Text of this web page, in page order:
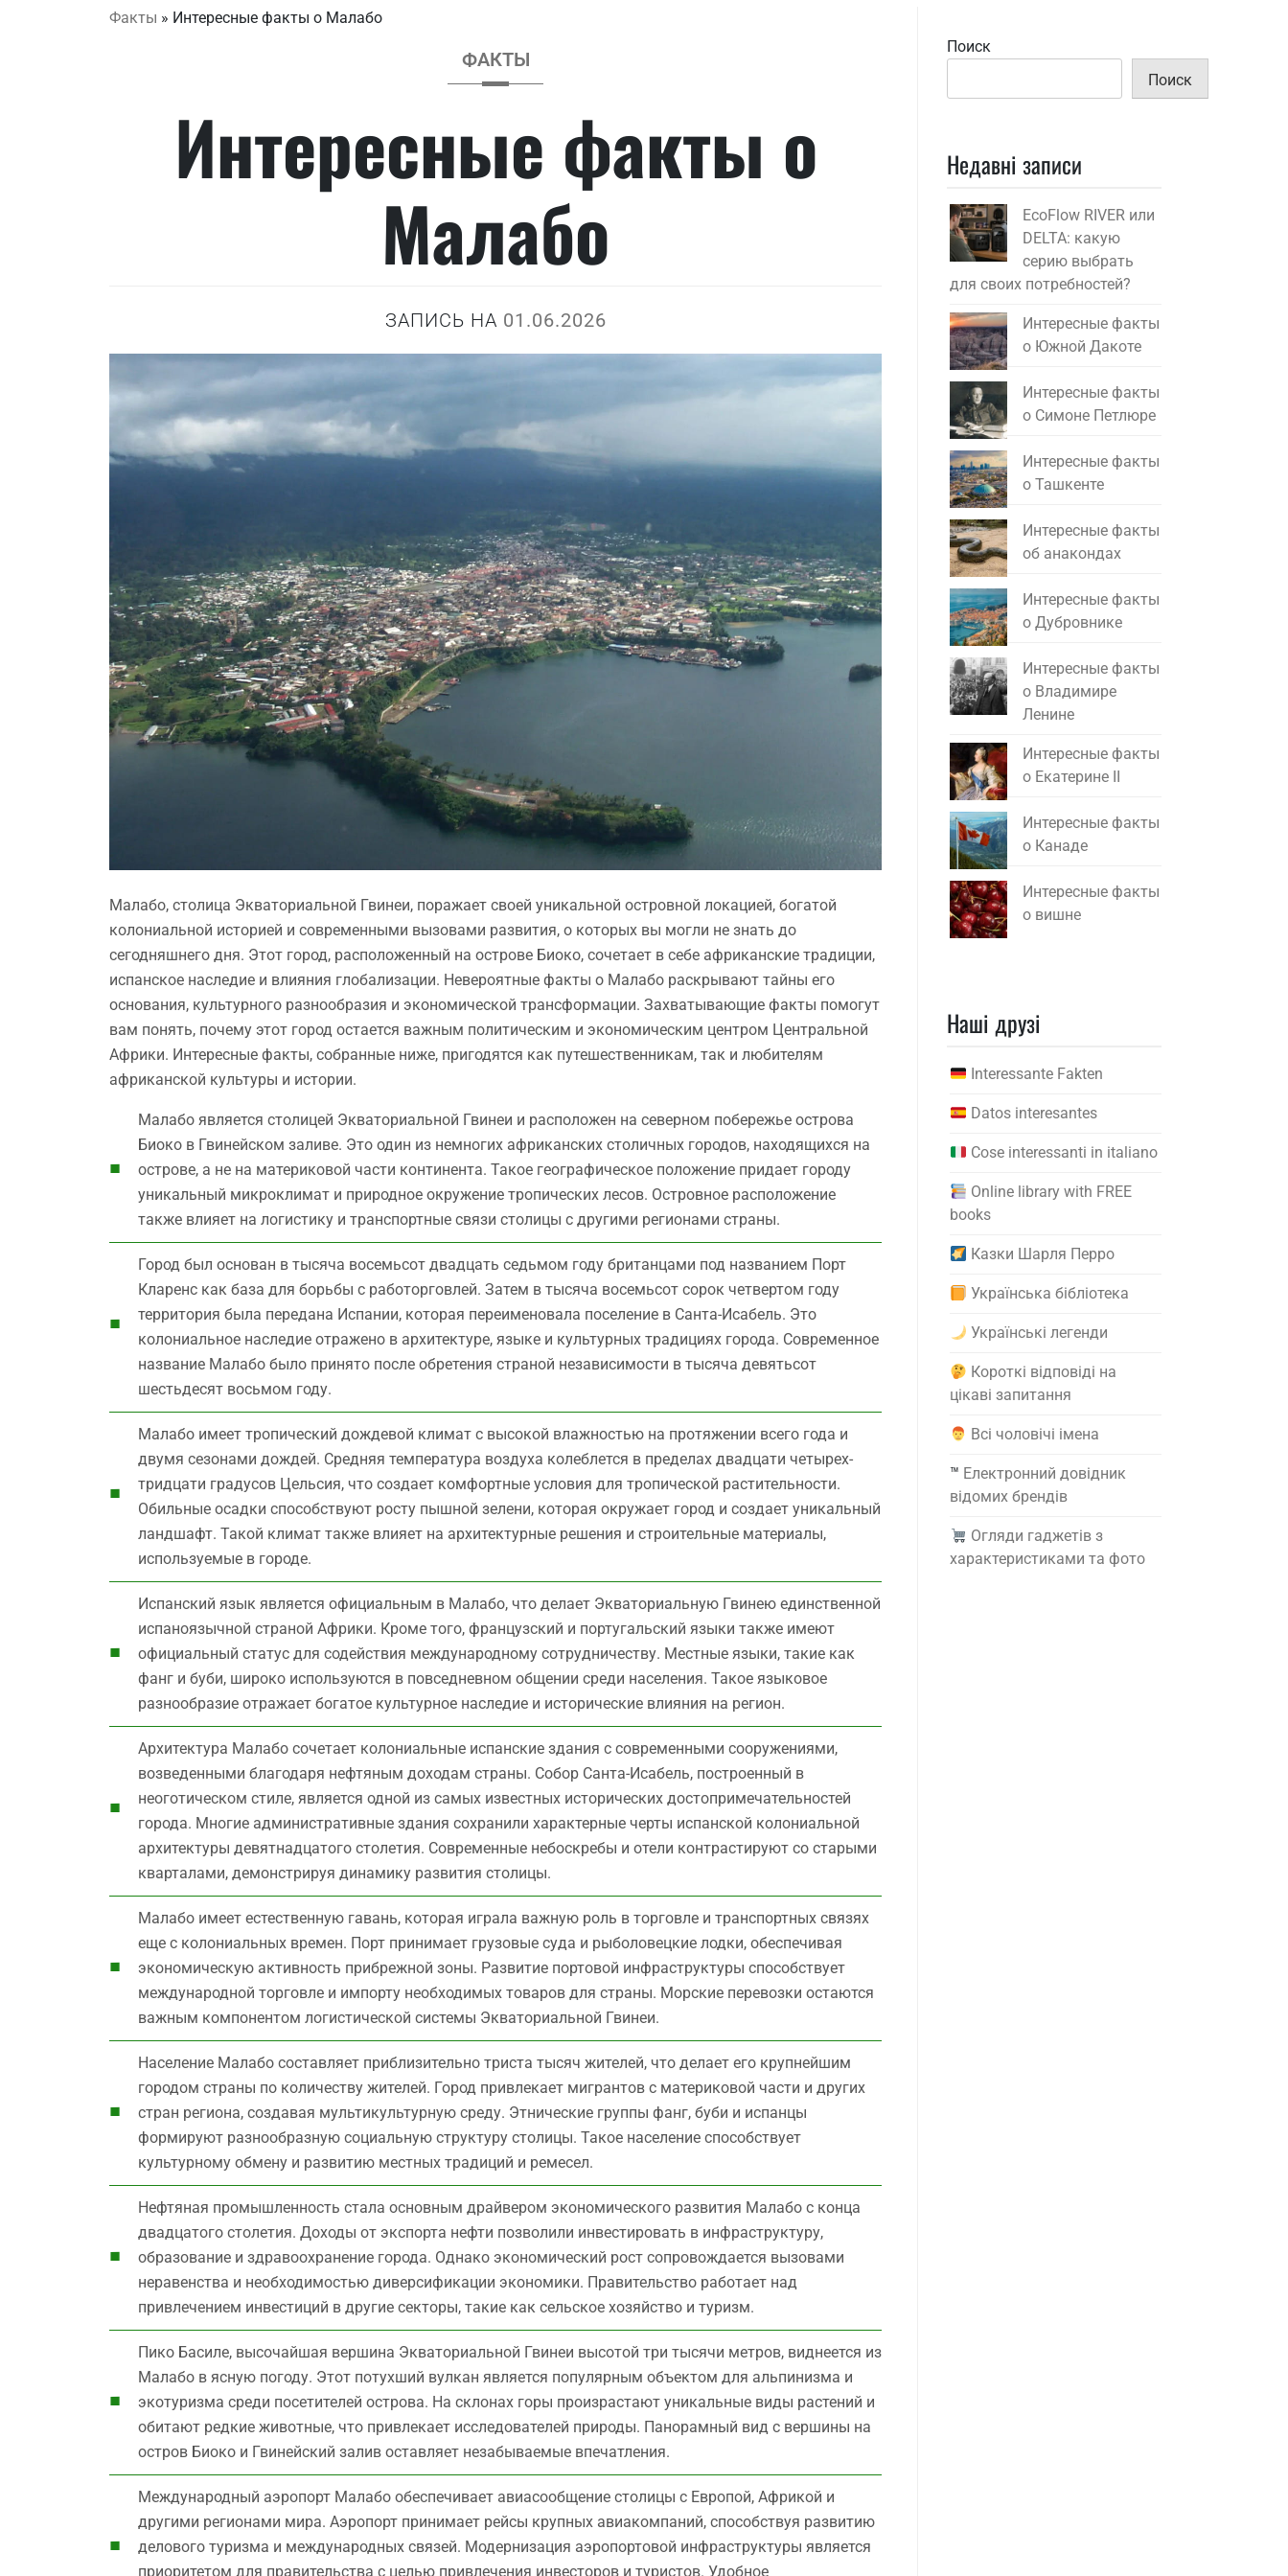
Факты » Интересные факты о Малабо
ФАКТЫ
Интересные факты о
Малабо
ЗАПИСЬ НА 01.06.2026
Малабо, столица Экваториальной Гвинеи, поражает своей уникальной островной локацией, богатой
колониальной историей и современными вызовами развития, о которых вы могли не знать до
сегодняшнего дня. Этот город, расположенный на острове Биоко, сочетает в себе африканские традиции,
испанское наследие и влияния глобализации. Невероятные факты о Малабо раскрывают тайны его
основания, культурного разнообразия и экономической трансформации. Захватывающие факты помогут
вам понять, почему этот город остается важным политическим и экономическим центром Центральной
Африки. Интересные факты, собранные ниже, пригодятся как путешественникам, так и любителям
африканской культуры и истории.
Малабо является столицей Экваториальной Гвинеи и расположен на северном побережье острова
Биоко в Гвинейском заливе. Это один из немногих африканских столичных городов, находящихся на
острове, а не на материковой части континента. Такое географическое положение придает городу
уникальный микроклимат и природное окружение тропических лесов. Островное расположение
также влияет на логистику и транспортные связи столицы с другими регионами страны.
Город был основан в тысяча восемьсот двадцать седьмом году британцами под названием Порт
Кларенс как база для борьбы с работорговлей. Затем в тысяча восемьсот сорок четвертом году
территория была передана Испании, которая переименовала поселение в Санта-Исабель. Это
колониальное наследие отражено в архитектуре, языке и культурных традициях города. Современное
название Малабо было принято после обретения страной независимости в тысяча девятьсот
шестьдесят восьмом году.
Малабо имеет тропический дождевой климат с высокой влажностью на протяжении всего года и
двумя сезонами дождей. Средняя температура воздуха колеблется в пределах двадцати четырех-
тридцати градусов Цельсия, что создает комфортные условия для тропической растительности.
Обильные осадки способствуют росту пышной зелени, которая окружает город и создает уникальный
ландшафт. Такой климат также влияет на архитектурные решения и строительные материалы,
используемые в городе.
Испанский язык является официальным в Малабо, что делает Экваториальную Гвинею единственной
испаноязычной страной Африки. Кроме того, французский и португальский языки также имеют
официальный статус для содействия международному сотрудничеству. Местные языки, такие как
фанг и буби, широко используются в повседневном общении среди населения. Такое языковое
разнообразие отражает богатое культурное наследие и исторические влияния на регион.
Архитектура Малабо сочетает колониальные испанские здания с современными сооружениями,
возведенными благодаря нефтяным доходам страны. Собор Санта-Исабель, построенный в
неоготическом стиле, является одной из самых известных исторических достопримечательностей
города. Многие административные здания сохранили характерные черты испанской колониальной
архитектуры девятнадцатого столетия. Современные небоскребы и отели контрастируют со старыми
кварталами, демонстрируя динамику развития столицы.
Малабо имеет естественную гавань, которая играла важную роль в торговле и транспортных связях
еще с колониальных времен. Порт принимает грузовые суда и рыболовецкие лодки, обеспечивая
экономическую активность прибрежной зоны. Развитие портовой инфраструктуры способствует
международной торговле и импорту необходимых товаров для страны. Морские перевозки остаются
важным компонентом логистической системы Экваториальной Гвинеи.
Население Малабо составляет приблизительно триста тысяч жителей, что делает его крупнейшим
городом страны по количеству жителей. Город привлекает мигрантов с материковой части и других
стран региона, создавая мультикультурную среду. Этнические группы фанг, буби и испанцы
формируют разнообразную социальную структуру столицы. Такое население способствует
культурному обмену и развитию местных традиций и ремесел.
Нефтяная промышленность стала основным драйвером экономического развития Малабо с конца
двадцатого столетия. Доходы от экспорта нефти позволили инвестировать в инфраструктуру,
образование и здравоохранение города. Однако экономический рост сопровождается вызовами
неравенства и необходимостью диверсификации экономики. Правительство работает над
привлечением инвестиций в другие секторы, такие как сельское хозяйство и туризм.
Пико Басиле, высочайшая вершина Экваториальной Гвинеи высотой три тысячи метров, виднеется из
Малабо в ясную погоду. Этот потухший вулкан является популярным объектом для альпинизма и
экотуризма среди посетителей острова. На склонах горы произрастают уникальные виды растений и
обитают редкие животные, что привлекает исследователей природы. Панорамный вид с вершины на
остров Биоко и Гвинейский залив оставляет незабываемые впечатления.
Международный аэропорт Малабо обеспечивает авиасообщение столицы с Европой, Африкой и
другими регионами мира. Аэропорт принимает рейсы крупных авиакомпаний, способствуя развитию
делового туризма и международных связей. Модернизация аэропортовой инфраструктуры является
приоритетом для правительства с целью привлечения инвесторов и туристов. Удобное
Поиск
Поиск
Недавні записи
EcoFlow RIVER или
DELTA: какую
серию выбрать
для своих потребностей?
Интересные факты
о Южной Дакоте
Интересные факты
о Симоне Петлюре
Интересные факты
о Ташкенте
Интересные факты
об анакондах
Интересные факты
о Дубровнике
Интересные факты
о Владимире
Ленине
Интересные факты
о Екатерине II
Интересные факты
о Канаде
Интересные факты
о вишне
Наші друзі
Interessante Fakten
Datos interesantes
Cose interessanti in italiano
Online library with FREE
books
Казки Шарля Перро
Українська бібліотека
Українські легенди
Короткі відповіді на
цікаві запитання
Всі чоловічі імена
™️ Електронний довідник
відомих брендів
Огляди гаджетів з
характеристиками та фото